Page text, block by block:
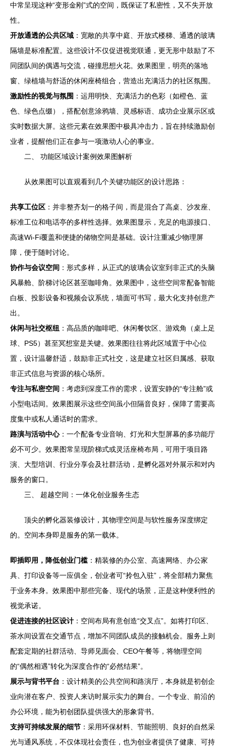
中常呈现这种“变形金刚”式的空间，既保证了私密性，又不失开放
性。
开放通透的公共区域 ：宽敞的共享中庭、开放式楼梯、通透的玻璃
隔墙是标准配置。这些设计不仅促进视觉联通，更无形中鼓励了不
同团队间的偶遇与交流，碰撞思想火花。效果图里，明亮的落地
窗、绿植墙与舒适的休闲座椅组合，营造出充满活力的社区氛围。
激励性的视觉与氛围 ：运用明快、充满活力的色彩（如橙色、蓝
色、绿色点缀），搭配创意涂鸦墙、灵感标语、成功企业展示区或
实时数据大屏。这些元素在效果图中极具冲击力，旨在持续激励创
业者，提醒他们正在参与一项激动人心的事业。
二、 功能区域设计案例效果图解析
从效果图可以直观看到几个关键功能区的设计思路：
共享工位区 ：并非整齐划一的格子间，而是混合了高桌、沙发座、
标准工位和电话亭的多样性选择。效果图显示，充足的电源接口、
高速Wi-Fi覆盖和便捷的储物空间是基础。设计注重减少物理屏
障，便于随时讨论。
协作与会议空间 ：形式多样，从正式的玻璃会议室到非正式的头脑
风暴舱、阶梯讨论区甚至咖啡角。效果图中，这些空间常配备智能
白板、投影设备和视频会议系统，墙面可书写，最大化支持创意产
出。
休闲与社交枢纽 ：高品质的咖啡吧、休闲餐饮区、游戏角（桌上足
球、PS5）甚至冥想室是关键。效果图往往将此区域置于中心位
置，设计温馨舒适，鼓励非正式社交，这是建立社区归属感、获取
非正式信息与资源的核心场所。
专注与私密空间 ：考虑到深度工作的需求，设置安静的“专注舱”或
小型电话间。效果图展示这些空间虽小但隔音良好，保障了需要高
度集中或私人通话时的需求。
路演与活动中心：一个配备专业音响、灯光和大型屏幕的多功能厅
必不可少。效果图常呈现阶梯式或灵活座椅布局，可用于项目路
演、大型培训、行业分享会及社群活动，是孵化器对外展示和对内
服务的窗口。
三、 超越空间：一体化创业服务生态
顶尖的孵化器装修设计，其物理空间是与软性服务深度绑定
的。空间本身即是服务的第一载体。
即插即用，降低创业门槛 ：精装修的办公室、高速网络、办公家
具、打印设备等一应俱全，创业者可“拎包入驻”，将全部精力聚焦
于业务本身。效果图中那些完备、现代的场景，正是这种便利性的
视觉承诺。
促进连接的社区设计 ：空间布局有意创造“交叉点”。如将打印区、
茶水间设置在交通节点，增加不同团队成员的接触机会。服务上则
配套定期的社群活动、导师见面会、CEO午餐等，将物理空间
的“偶然相遇”转化为深度合作的“必然结果”。
展示与背书平台 ：设计精美的公共空间和路演厅，本身就是初创企
业向潜在客户、投资人来访时展示实力的舞台。一个专业、前沿的
办公环境，能为初创团队提供强大的形象背书。
支持可持续发展的细节 ：采用环保材料、节能照明、良好的自然采
光与通风系统，不仅体现社会责任，也为创业者提供了健康、可持